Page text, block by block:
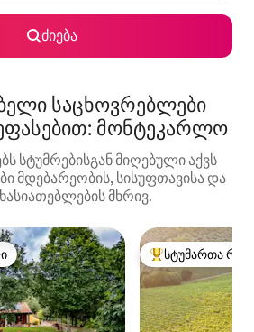
ძიება
საცხოვრებლები
მონტეკარლო
სტუმრებისგან მიღებული აქვს
მდებარეობის, სისუფთავისა და
მხრივ.
ვარიანტი სტუმართა
სტუმართა